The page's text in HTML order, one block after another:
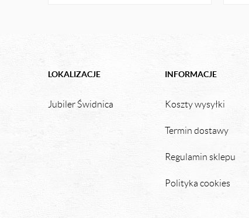
LOKALIZACJE
Jubiler Świdnica
INFORMACJE
Koszty wysyłki
Termin dostawy
Regulamin sklepu
Polityka cookies